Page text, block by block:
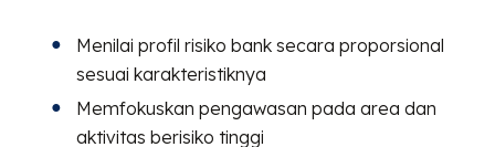
Menilai profil risiko bank secara proporsional
sesuai karakteristiknya
Memfokuskan pengawasan pada area dan
aktivitas berisiko tinggi